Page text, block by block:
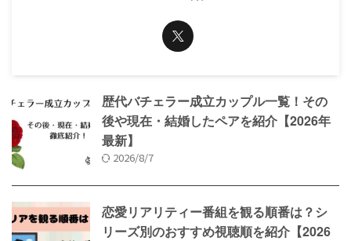
歴代バチェラー成立カップル一覧！その
後や現在・結婚したペアを紹介【2026年
最新】
2026/8/7
恋愛リアリティー番組を観る順番は？シ
リーズ別のおすすめ視聴順を紹介【2026